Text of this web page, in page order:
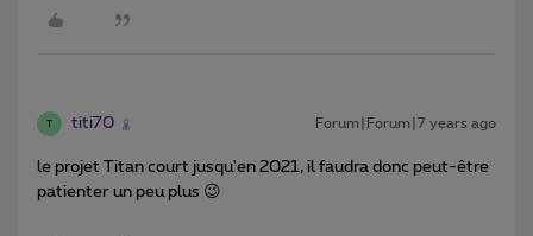
T titi70 Forum|Forum|7 years ago
le projet Titan court jusqu'en 2021, il faudra donc peut-être
patienter un peu plus 😉